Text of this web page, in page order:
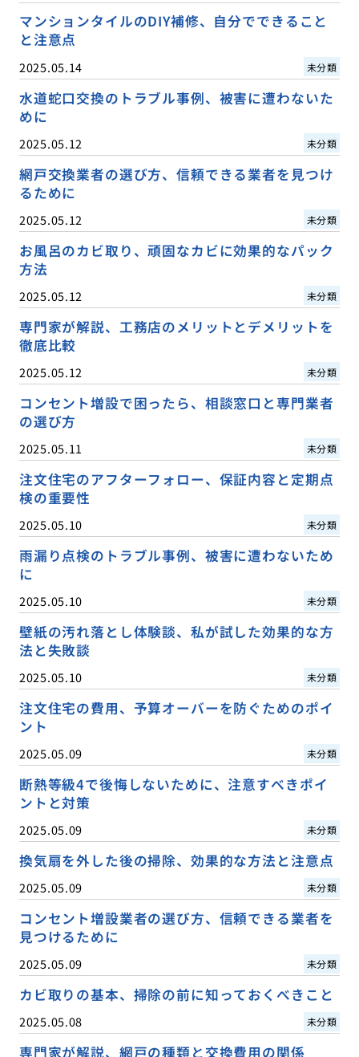
マンションタイルのDIY補修、自分でできること
と注意点
2025.05.14 未分類
水道蛇口交換のトラブル事例、被害に遭わないた
めに
2025.05.12 未分類
網戸交換業者の選び方、信頼できる業者を見つけ
るために
2025.05.12 未分類
お風呂のカビ取り、頑固なカビに効果的なパック
方法
2025.05.12 未分類
専門家が解説、工務店のメリットとデメリットを
徹底比較
2025.05.12 未分類
コンセント増設で困ったら、相談窓口と専門業者
の選び方
2025.05.11 未分類
注文住宅のアフターフォロー、保証内容と定期点
検の重要性
2025.05.10 未分類
雨漏り点検のトラブル事例、被害に遭わないため
に
2025.05.10 未分類
壁紙の汚れ落とし体験談、私が試した効果的な方
法と失敗談
2025.05.10 未分類
注文住宅の費用、予算オーバーを防ぐためのポイ
ント
2025.05.09 未分類
断熱等級4で後悔しないために、注意すべきポイ
ントと対策
2025.05.09 未分類
換気扇を外した後の掃除、効果的な方法と注意点
2025.05.09 未分類
コンセント増設業者の選び方、信頼できる業者を
見つけるために
2025.05.09 未分類
カビ取りの基本、掃除の前に知っておくべきこと
2025.05.08 未分類
専門家が解説、網戸の種類と交換費用の関係